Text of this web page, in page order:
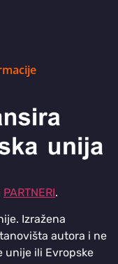
PARTNERI.
Izražena
autora i ne
unije ili Evropske